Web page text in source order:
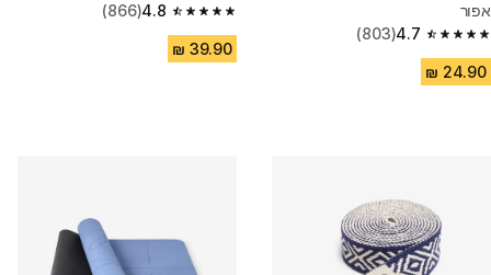
אפור
4.7
4.7 out of 5 stars from 803 reviews
(803)
4.8
4.8 out of 5 stars from 866 reviews
(866)